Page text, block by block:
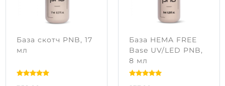
База скотч PNB, 17
мл
База HEMA FREE
Base UV/LED PNB,
8 мл